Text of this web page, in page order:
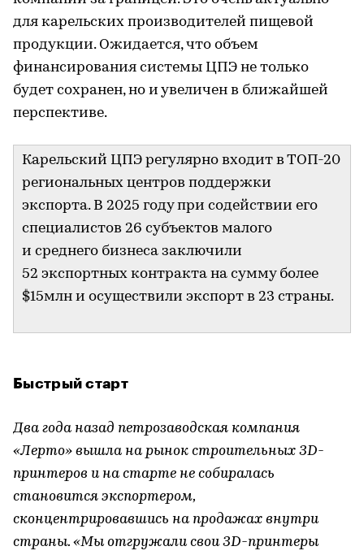
для карельских производителей пищевой
продукции. Ожидается, что объем
финансирования системы ЦПЭ не только
будет сохранен, но и увеличен в ближайшей
перспективе.
Карельский ЦПЭ регулярно входит в ТОП-20
региональных центров поддержки
экспорта. В 2025 году при содействии его
специалистов 26 субъектов малого
и среднего бизнеса заключили
52 экспортных контракта на сумму более
$15млн и осуществили экспорт в 23 страны.
Быстрый старт
Два года назад петрозаводская компания
«Лерто» вышла на рынок строительных 3D-
принтеров и на старте не собиралась
становится экспортером,
сконцентрировавшись на продажах внутри
страны. «Мы отгружали свои 3D-принтеры